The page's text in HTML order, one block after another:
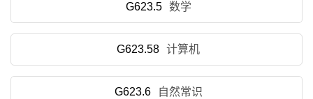
G623.5 数学
G623.58 计算机
G623.6 自然常识